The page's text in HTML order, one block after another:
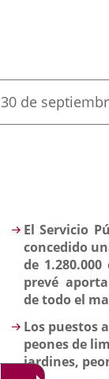
Fecha
la
30 de
Descripción
El Servicio
concedido
de
prevé
de todo el
Los puestos
peones de
jardines,